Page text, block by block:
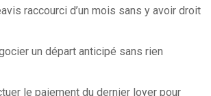
raccourci d’un mois sans y avoir droit
un départ anticipé sans rien
le paiement du dernier loyer pour